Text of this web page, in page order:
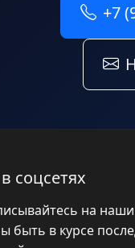
+7
соцсетях
на
быть в курсе